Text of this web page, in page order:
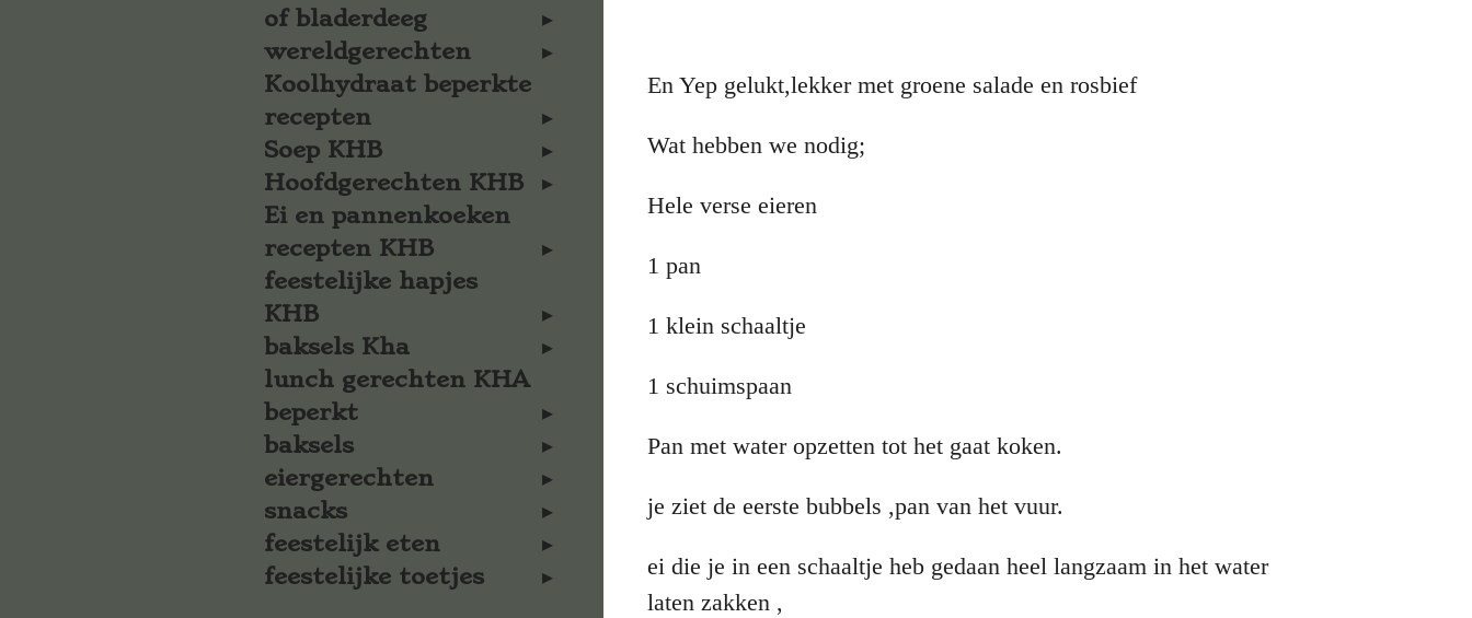
En Yep gelukt,lekker met groene salade en rosbief
Wat hebben we nodig;
Hele verse eieren
1 pan
1 klein schaaltje
1 schuimspaan
Pan met water opzetten tot het gaat koken.
je ziet de eerste bubbels ,pan van het vuur.
ei die je in een schaaltje heb gedaan heel langzaam in het water
laten zakken ,
of bladerdeeg
wereldgerechten
Koolhydraat beperkte
recepten
Soep KHB
Hoofdgerechten KHB
Ei en pannenkoeken
recepten KHB
feestelijke hapjes
KHB
baksels Kha
lunch gerechten KHA
beperkt
baksels
eiergerechten
snacks
feestelijk eten
feestelijke toetjes